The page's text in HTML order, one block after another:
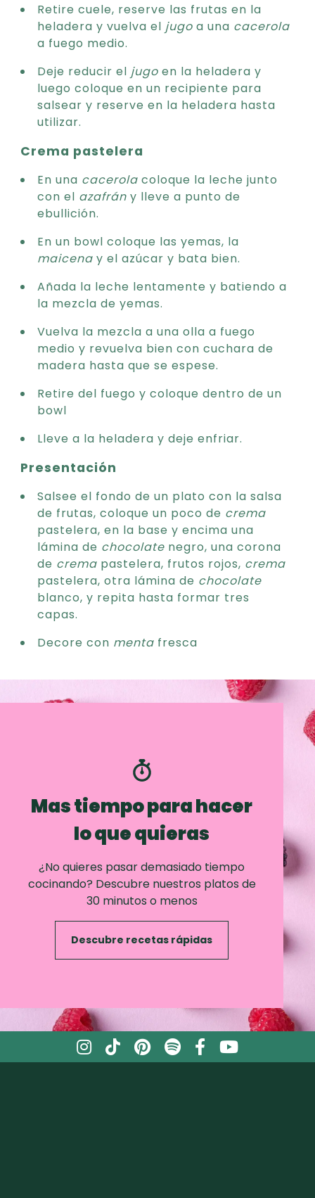
Retire cuele, reserve las frutas en la
heladera y vuelva el jugo a una cacerola
a fuego medio.
Deje reducir el jugo en la heladera y
luego coloque en un recipiente para
salsear y reserve en la heladera hasta
utilizar.
Crema pastelera
En una cacerola coloque la leche junto
con el azafrán y lleve a punto de
ebullición.
En un bowl coloque las yemas, la
maicena y el azúcar y bata bien.
Añada la leche lentamente y batiendo a
la mezcla de yemas.
Vuelva la mezcla a una olla a fuego
medio y revuelva bien con cuchara de
madera hasta que se espese.
Retire del fuego y coloque dentro de un
bowl
Lleve a la heladera y deje enfriar.
Presentación
Salsee el fondo de un plato con la salsa
de frutas, coloque un poco de crema
pastelera, en la base y encima una
lámina de chocolate negro, una corona
de crema pastelera, frutos rojos, crema
pastelera, otra lámina de chocolate
blanco, y repita hasta formar tres
capas.
Decore con menta fresca
Mas tiempo para hacer
lo que quieras
¿No quieres pasar demasiado tiempo
cocinando? Descubre nuestros platos de
30 minutos o menos
Descubre recetas rápidas